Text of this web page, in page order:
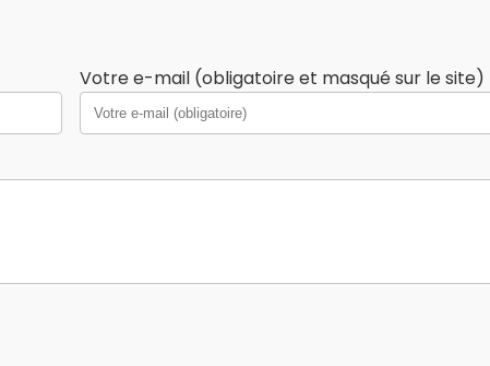
Votre e-mail (obligatoire et masqué sur le site)